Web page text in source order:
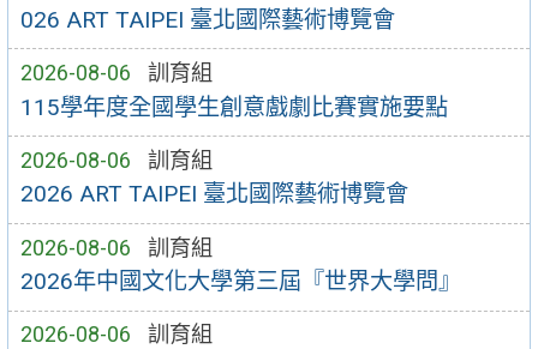
026 ART TAIPEI 臺北國際藝術博覽會
2026-08-06 訓育組
115學年度全國學生創意戲劇比賽實施要點
2026-08-06 訓育組
2026 ART TAIPEI 臺北國際藝術博覽會
2026-08-06 訓育組
2026年中國文化大學第三屆『世界大學問』
2026-08-06 訓育組